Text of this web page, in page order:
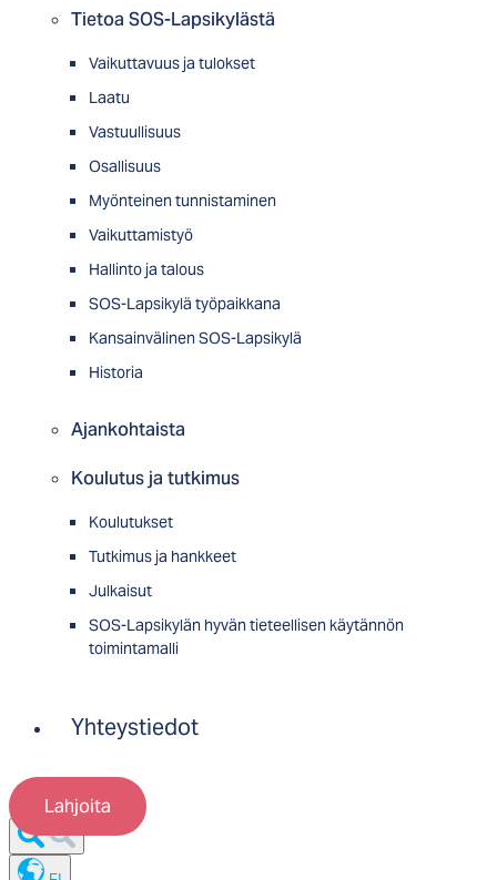
Tietoa SOS-Lapsikylästä
Vaikuttavuus ja tulokset
Laatu
Vastuullisuus
Osallisuus
Myön­tei­nen tun­nis­ta­minen
Vaikuttamistyö
Hallinto ja talous
SOS-Lapsikylä työpaikkana
Kansainvälinen SOS-Lapsikylä
Historia
Ajankohtaista
Koulutus ja tutkimus
Koulutukset
Tutkimus ja hankkeet
Julkaisut
SOS-Lapsikylän hyvän tieteellisen käytännön
toimintamalli
Yhteystiedot
Lahjoita